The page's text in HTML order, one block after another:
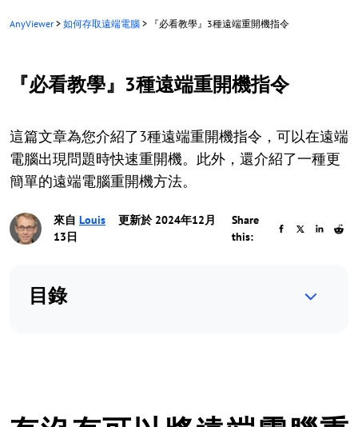
AnyViewer > 如何存取遠端電腦 > 『必看教學』3種遠端重開機指令
『必看教學』3種遠端重開機指令
這篇文章為您介紹了3種遠端重開機指令，可以在遠端
電腦出現問題時快速重開機。此外，還介紹了一種更
簡單的遠端電腦重開機方法。
來自 Louis
更新於 2024年12月
13日
Share
this:
目錄